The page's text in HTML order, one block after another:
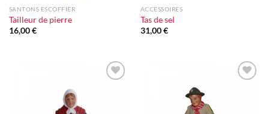
SANTONS ESCOFFIER
Tailleur de pierre
16,00€
ACCESSOIRES
Tas de sel
31,00€